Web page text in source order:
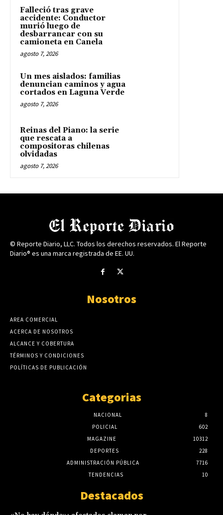
Falleció tras grave
accidente: Conductor
murió luego de
desbarrancar con su
camioneta en Canela
agosto 7, 2026
Un mes aislados: familias
denuncian caminos y agua
cortados en Laguna Verde
agosto 7, 2026
Reinas del Piano: la serie
que rescata a
compositoras chilenas
olvidadas
agosto 7, 2026
© Reporte Diario, LLC. Todos los derechos reservados. El Reporte
Diario® es una marca registrada de EE. UU.
Nosotros
AREA COMERCIAL
ACERCA DE NOSOTROS
ALCANCE Y COBERTURA
TÉRMINOS Y CONDICIONES
POLÍTICAS DE PUBLICACIÓN
Categorias
NACIONAL
8
POLICIAL
602
MAGAZINE
10312
DEPORTES
228
ADMINISTRACIÓN PÚBLICA
7716
TENDENCIAS
10
Destacados